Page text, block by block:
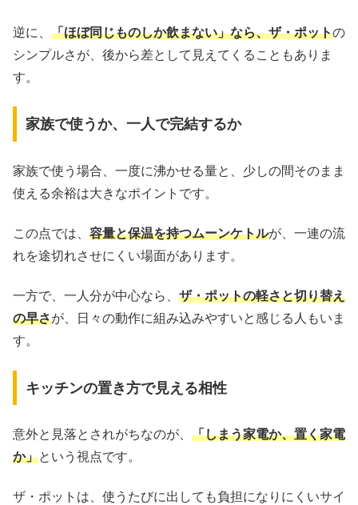
逆に、 「ほぼ同じものしか飲まない」なら、ザ・ポットの
シンプルさが、後から差として見えてくることもありま
す。
家族で使うか、一人で完結するか
家族で使う場合、一度に沸かせる量と、少しの間そのまま
使える余裕は大きなポイントです。
この点では、 容量と保温を持つムーンケトルが、一連の流
れを途切れさせにくい場面があります。
一方で、一人分が中心なら、 ザ・ポットの軽さと切り替え
の早さが、日々の動作に組み込みやすいと感じる人もいま
す。
キッチンの置き方で見える相性
意外と見落とされがちなのが、 「しまう家電か、置く家電
か」という視点です。
ザ・ポットは、使うたびに出しても負担になりにくいサイ